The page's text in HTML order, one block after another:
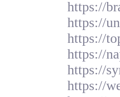
https://
https://
https://
https://
https://
https://